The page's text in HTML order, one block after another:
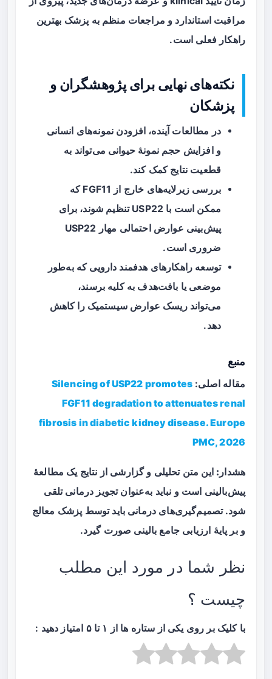
مراقبت استاندارد و مراجعات منظم به پزشک بهترین
راهکار فعلی است.
نکته‌های نهایی برای پژوهشگران و
پزشکان
در مطالعات آینده، افزودن نمونه‌های انسانی
و افزایش حجم نمونهٔ حیوانی می‌تواند به
قطعیت نتایج کمک کند.
بررسی زیرلایه‌های خارج از FGF11 که
ممکن است با USP22 تنظیم شوند، برای
پیش‌بینی عوارض احتمالی مهار USP22
ضروری است.
توسعه راهکارهای هدفمند دارویی که به‌طور
موضعی یا بافت‌هدف به کلیه برسند،
می‌تواند ریسک عوارض سیستمیک را کاهش
دهد.
منبع
مقاله اصلی: Silencing of USP22 promotes
FGF11 degradation to attenuates renal
fibrosis in diabetic kidney disease. Europe
PMC, 2026
هشدار: این متن تحلیلی و گزارشی از نتایج یک مطالعهٔ
پیش‌بالینی است و نباید به‌عنوان تجویز درمانی تلقی
شود. تصمیم‌گیری‌های درمانی باید توسط پزشک معالج
و بر پایهٔ ارزیابی جامع بالینی صورت گیرد.
نظر شما در مورد این مطلب
چیست ؟
با کلیک بر روی یکی از ستاره ها از ۱ تا ۵ امتیاز دهید :